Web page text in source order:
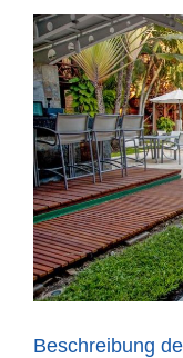
Beschreibung